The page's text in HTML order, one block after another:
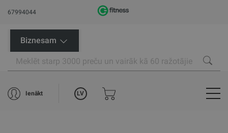
67994044
Biznesam
Ienākt LV